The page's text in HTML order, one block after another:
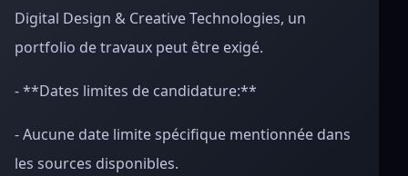
Digital Design & Creative Technologies, un
portfolio de travaux peut être exigé.
- **Dates limites de candidature:**
- Aucune date limite spécifique mentionnée dans
les sources disponibles.